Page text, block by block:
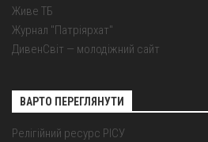
Живе ТБ
Журнал "Патріярхат"
ДивенСвіт — молодіжний сайт
ВАРТО ПЕРЕГЛЯНУТИ
Релігійний ресурс РІСУ